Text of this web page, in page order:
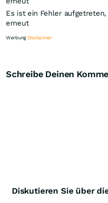
Es ist ein Fehler
erneut
Werbung Disclaimer
Schreibe Deinen
Diskutieren Sie über